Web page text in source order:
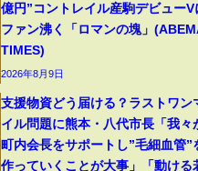
億円”コントレイル産駒デビューV
ファン沸く「ロマンの塊」
TIMES)
2026年8月9日
支援物資どう届ける？ラストワン
イル問題に熊本・八代市長「我々
町内会長をサポートし”毛細血管”
作っていくことが大事」「動ける